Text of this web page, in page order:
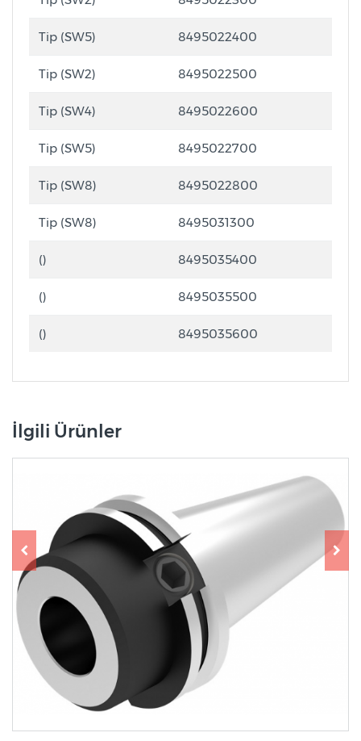
Tip (SW5) 8495022400
Tip (SW2) 8495022500
Tip (SW4) 8495022600
Tip (SW5) 8495022700
Tip (SW8) 8495022800
Tip (SW8) 8495031300
() 8495035400
() 8495035500
() 8495035600
İlgili Ürünler